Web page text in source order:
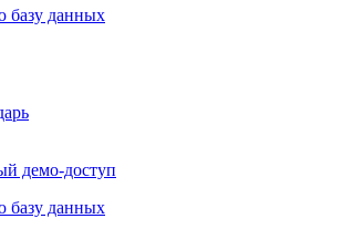
базу данных
демо-доступ
базу данных